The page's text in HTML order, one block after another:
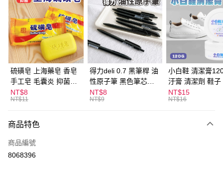
LINE Pay
Apple Pay
街口支付
悠遊付
ATM付款
全家取貨付款
每筆NT$60，滿NT$599(含以上)免運費
付款後全家取貨
硫磺皂 上海藥皂 香皂
手工皂 毛囊炎 抑菌除
蟎 清潔護膚 去油去痘
寵物皮膚病 狗狗貓咪
NT$8
NT$11
得力deli 0.7 黑筆桿 油
性原子筆 黑色筆芯
S304
NT$8
NT$9
小白鞋 清潔膏
汙膏 清潔劑 鞋子
漬 白皮鞋 鞋油
NT$15
NT$16
商品特色
商品編號
8068396